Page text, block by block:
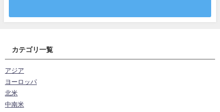
カテゴリ一覧
アジア
ヨーロッパ
北米
中南米